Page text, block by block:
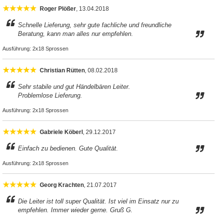
Roger Plößer, 13.04.2018
Schnelle Lieferung, sehr gute fachliche und freundliche
Beratung, kann man alles nur empfehlen.
Ausführung: 2x18 Sprossen
Christian Rütten, 08.02.2018
Sehr stabile und gut Händelbären Leiter.
Problemlose Lieferung.
Ausführung: 2x18 Sprossen
Gabriele Köberl , 29.12.2017
Einfach zu bedienen. Gute Qualität.
Ausführung: 2x18 Sprossen
Georg Krachten, 21.07.2017
Die Leiter ist toll super Qualität. Ist viel im Einsatz nur zu
empfehlen. Immer wieder gerne. Gruß G.